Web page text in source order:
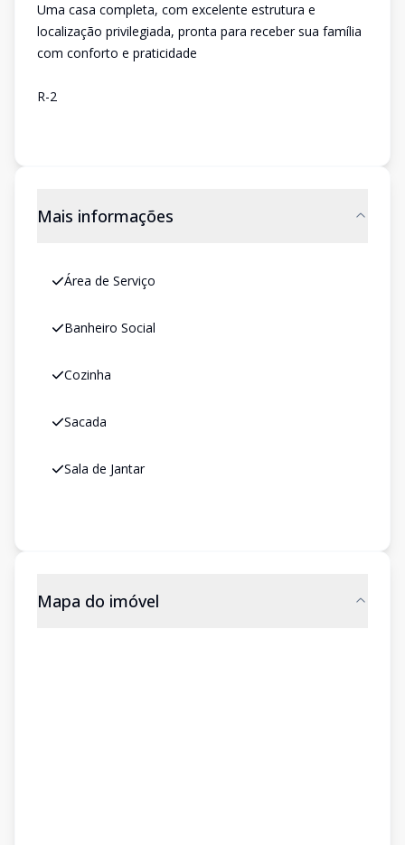
Uma casa completa, com excelente estrutura e
localização privilegiada, pronta para receber sua família
com conforto e praticidade
R-2
Mais informações
Área de Serviço
Banheiro Social
Cozinha
Sacada
Sala de Jantar
Mapa do imóvel